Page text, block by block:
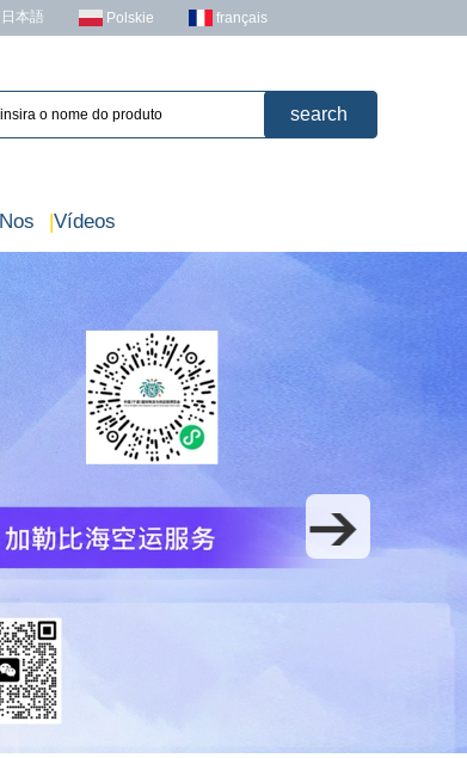
日本語 Polskie français
|Vídeos